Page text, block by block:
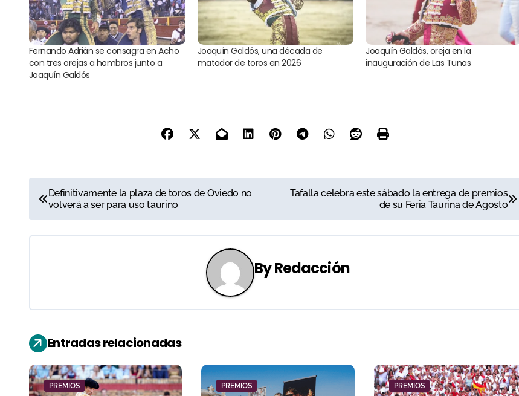
Fernando Adrián se consagra en Acho
con tres orejas a hombros junto a
Joaquín Galdós
Joaquín Galdós, una década de
matador de toros en 2026
Joaquín Galdós, oreja en la
inauguración de Las Tunas
N
a
v
a
c
i
ó
Definitivamente la plaza de toros de Oviedo no
volverá a ser para uso taurino
Tafalla celebra este sábado la entrega de premios
de su Feria Taurina de Agosto
ByRedacción
Entradas relacionadas
PREMIOS PREMIOS PREMIOS